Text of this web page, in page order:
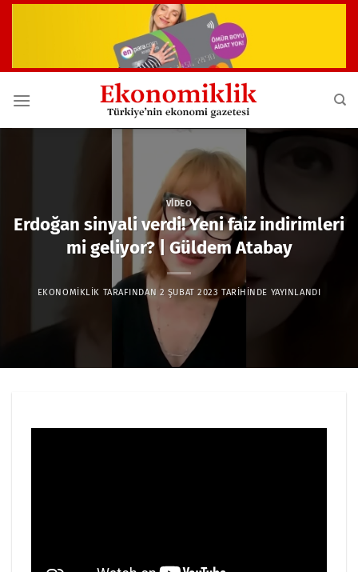
VIDEO
Erdoğan sinyali verdi! Yeni faiz indirimleri
mi geliyor? | Güldem Atabay
EKONOMIKLIK TARAFINDAN 2 ŞUBAT 2023 TARIHINDE YAYINLANDI